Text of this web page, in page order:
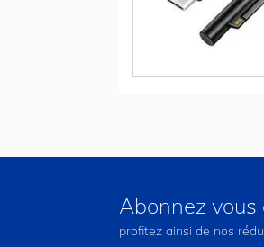
Abonnez
profitez ainsi de nos